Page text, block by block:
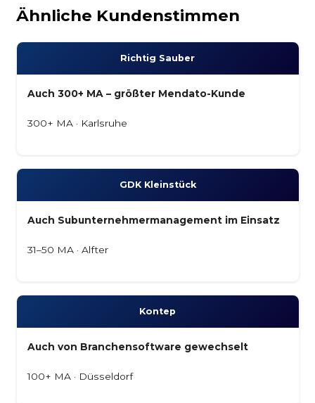
Ähnliche Kundenstimmen
Richtig Sauber
Auch 300+ MA – größter Mendato-Kunde
300+ MA · Karlsruhe
GDK Kleinstück
Auch Subunternehmermanagement im Einsatz
31–50 MA · Alfter
Kontep
Auch von Branchensoftware gewechselt
100+ MA · Düsseldorf